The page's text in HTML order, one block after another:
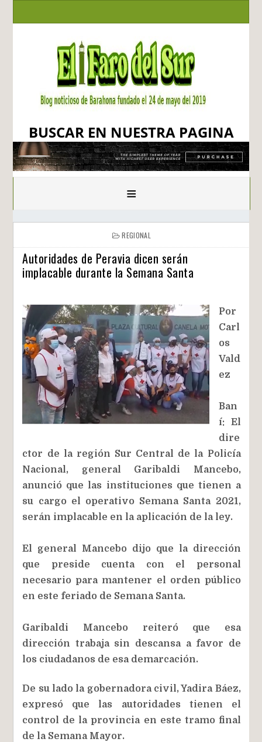
BUSCAR EN NUESTRA PAGINA
≡
REGIONAL
Autoridades de Peravia dicen serán
implacable durante la Semana Santa
Por
Carl
os
Vald
ez
Ban
í: El
dire
ctor de la región Sur Central de la Policía
Nacional, general Garibaldi Mancebo,
anunció que las instituciones que tienen a
su cargo el operativo Semana Santa 2021,
serán implacable en la aplicación de la ley.
El general Mancebo dijo que la dirección
que preside cuenta con el personal
necesario para mantener el orden público
en este feriado de Semana Santa.
Garibaldi Mancebo reiteró que esa
dirección trabaja sin descansa a favor de
los ciudadanos de esa demarcación.
De su lado la gobernadora civil, Yadira Báez,
expresó que las autoridades tienen el
control de la provincia en este tramo final
de la Semana Mayor.